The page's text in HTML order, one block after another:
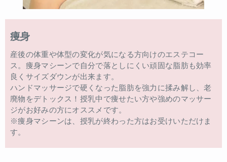
痩身
産後の体重や体型の変化が気になる方向けのエステコー
ス。痩身マシーンで自分で落としにくい頑固な脂肪も効率
良くサイズダウンが出来ます。
ハンドマッサージで硬くなった脂肪を強力に揉み解し、老
廃物をデトックス！授乳中で痩せたい方や強めのマッサー
ジがお好みの方にオススメです。
※痩身マシーンは、授乳が終わった方はお受けいただけま
す。